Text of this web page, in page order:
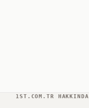
1ST.COM.TR HAKKINDA